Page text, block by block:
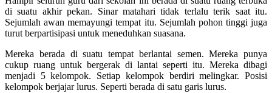
di suatu akhir pekan. Sinar matahari tidak terlalu terik saat itu.
Sejumlah awan memayungi tempat itu. Sejumlah pohon tinggi juga
turut berpartisipasi untuk meneduhkan suasana.
Mereka berada di suatu tempat berlantai semen. Mereka punya
cukup ruang untuk bergerak di lantai seperti itu. Mereka dibagi
menjadi 5 kelompok. Setiap kelompok berdiri melingkar. Posisi
kelompok berjajar lurus. Seperti berada di satu garis lurus.